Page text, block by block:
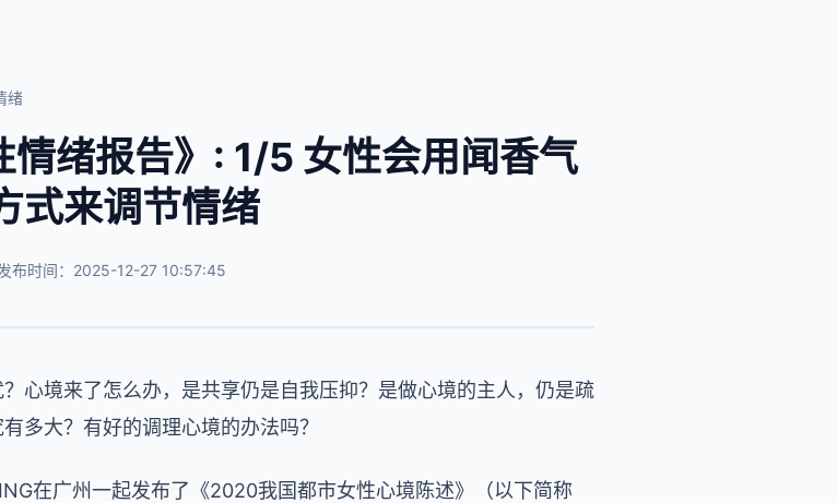
绪
情绪报告》: 1/5 女性会用闻香气
式来调节情绪
布时间：2025-12-27 10:57:45
心境来了怎么办，是共享仍是自我压抑？是做心境的主人，仍是疏
多大？有好的调理心境的办法吗？
在广州一起发布了《2020我国都市女性心境陈述》（以下简称